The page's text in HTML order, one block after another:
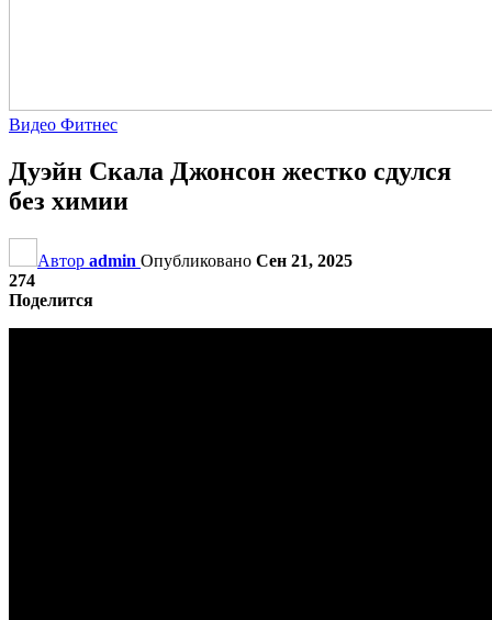
Видео Фитнес
Дуэйн Скала Джонсон жестко сдулся
без химии
Автор admin Опубликовано Сен 21, 2025
274
Поделится